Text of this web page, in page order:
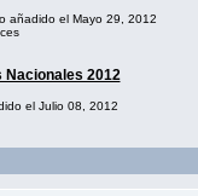
añadido el Mayo 29, 2012
2012
el Julio 08, 2012